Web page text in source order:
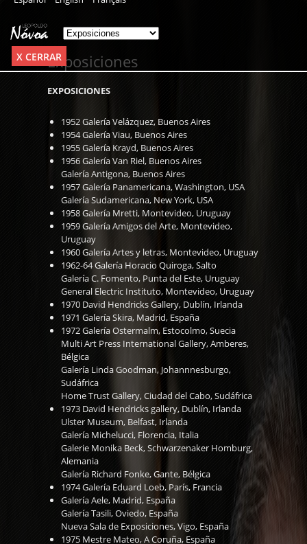
X CERRARExposiciones
EXPOSICIONES
1952 Galería Velázquez, Buenos Aires
1954 Galería Viau, Buenos Aires
1955 Galería Krayd, Buenos Aires
1956 Galería Van Riel, Buenos Aires
Galería Antigona, Buenos Aires
1957 Galería Panamericana, Washington, USA
Galería Sudamericana, New York, USA
1958 Galería Mretti, Montevideo, Uruguay
1959 Galería Amigos del Arte, Montevideo,
Uruguay
1960 Galería Artes y letras, Montevideo, Uruguay
1962-64 Galería Horacio Quiroga, Salto
Galería C. Fomento, Punta del Este, Uruguay
General Electric Instituto, Montevideo, Uruguay
1970 David Hendricks Gallery, Dublín, Irlanda
1971 Galería Skira, Madrid, España
1972 Galería Ostermalm, Estocolmo, Suecia
Multi Art Press International Gallery, Amberes,
Bélgica
Galería Linda Goodman, Johannnesburgo,
Sudáfrica
Home Trust Gallery, Ciudad del Cabo, Sudáfrica
1973 David Hendricks gallery, Dublín, Irlanda
Ulster Museum, Belfast, Irlanda
Galería Michelucci, Florencia, Italia
Galerie Monika Beck, Schwarzenaker Homburg,
Alemania
Galería Richard Fonke, Gante, Bélgica
1974 Galería Eduard Loeb, París, Francia
Galería Aele, Madrid, España
Galería Tasili, Oviedo, España
Nueva Sala de Exposiciones, Vigo, España
1975 Mestre Mateo, A Coruña, España